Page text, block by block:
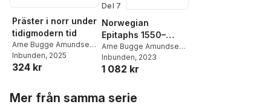
Präster i norr under
tidigmodern tid
Arne Bugge Amundsen ,
Miia Kuha, Daniel
Lindmark
Hegsvold Sørlie,
Inbunden, 2025
324 kr
Del 7
Norwegian
Epitaphs 1550–
1700
Arne Bugge Amundsen ,
Hallgeir Elstad,
Rasmussen
Inbunden, 2023
1 082 kr
Mer från samma serie